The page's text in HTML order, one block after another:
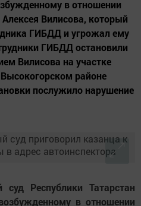
в отношении
Вилисова, который
ГИБДД и угрожал ему
ГИБДД остановили
Вилисова на участке
районе
послужило нарушение
Республики Татарстан
в отношении